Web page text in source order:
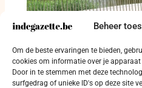
Beheer
Om de beste ervaringen te bieden,
cookies om informatie over je
Door in te stemmen met deze
surfgedrag of unieke ID's op deze site
Blauwalg legt
Koninginnevijver stil
7 augustus 2026